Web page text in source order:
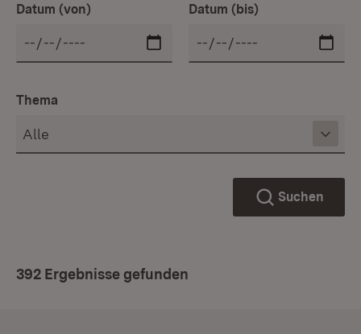
Datum (von) Datum (bis)
Thema
Suchen
392 Ergebnisse gefunden